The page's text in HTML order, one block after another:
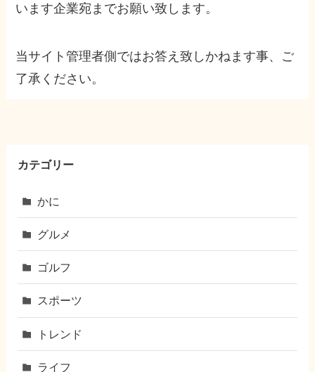
います企業宛までお願い致します。
当サイト管理者側ではお答え致しかねます事、ご
了承ください。
カテゴリー
かに
グルメ
ゴルフ
スポーツ
トレンド
ライフ